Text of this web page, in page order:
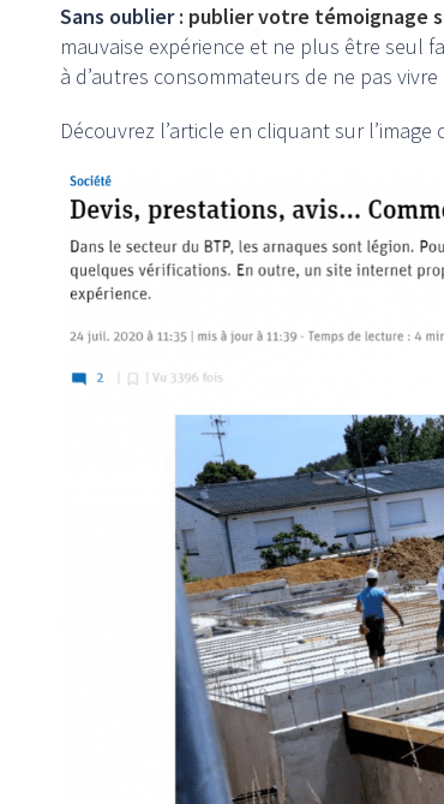
Sans oublier : publier votre témoignage
mauvaise expérience et ne plus être seul
à d’autres consommateurs de ne pas
Découvrez l’article en cliquant sur l’image